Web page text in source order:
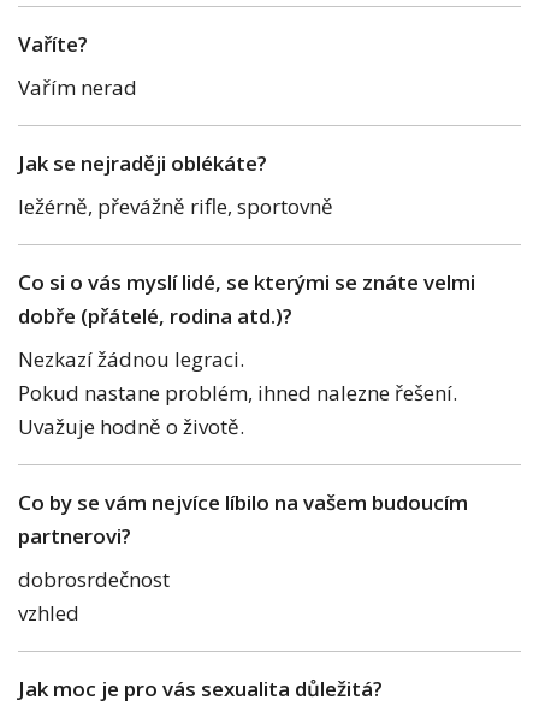
Vaříte?
Vařím nerad
Jak se nejraději oblékáte?
ležérně, převážně rifle, sportovně
Co si o vás myslí lidé, se kterými se znáte velmi
dobře (přátelé, rodina atd.)?
Nezkazí žádnou legraci.
Pokud nastane problém, ihned nalezne řešení.
Uvažuje hodně o životě.
Co by se vám nejvíce líbilo na vašem budoucím
partnerovi?
dobrosrdečnost
vzhled
Jak moc je pro vás sexualita důležitá?